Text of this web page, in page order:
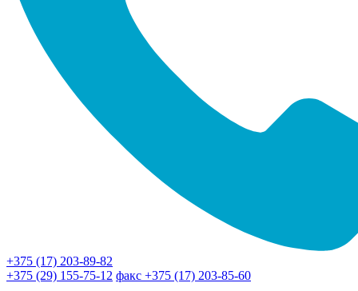
+375 (17) 203-89-82
+375 (29) 155-75-12 факс +375 (17) 203-85-60